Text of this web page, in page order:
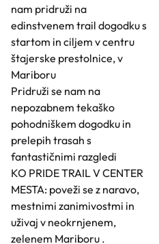
nam pridruži na
edinstvenem trail dogodku s
startom in ciljem v centru
štajerske prestolnice, v
Mariboru
Pridruži se nam na
nepozabnem tekaško
pohodniškem dogodku in
prelepih trasah s
fantastičnimi razgledi
KO PRIDE TRAIL V CENTER
MESTA: poveži se z naravo,
mestnimi zanimivostmi in
uživaj v neokrnjenem,
zelenem Mariboru .